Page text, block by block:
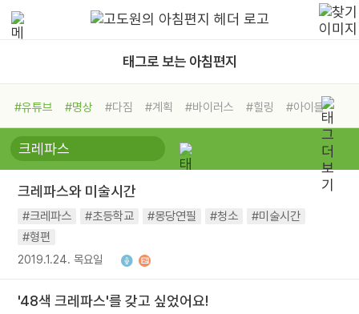
태그로 보는 아침편지
#유튜브 #명상 #다짐 #계획 #바이러스 #힐링
#아이들
#비전캠프
#독서캠프 #삶
#희망
#나눔 #친구 #링컨학교
#독서
#건강 #면역력
크레파스와 미술시간
#크레파스 #초등학교 #몽당연필 #청소
#미술시간
#형편
2019.1.24. 목요일
'48색 크레파스'를 갖고 싶었어요!